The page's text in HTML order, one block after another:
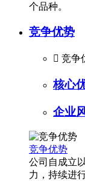
个品种。
竞争优势
 竞争
核心
企业
竞争优势
公司自成立
力，持续进